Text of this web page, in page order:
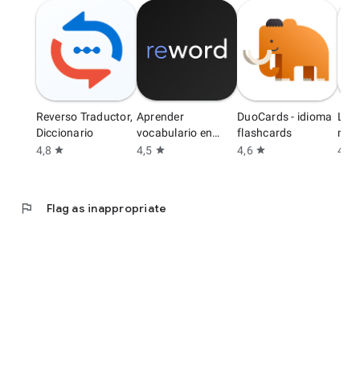
Reverso Traductor,
Diccionario
4,8 star
Aprender
vocabulario en
Inglés
4,5 star
DuoCards - idioma
flashcards
4,6 star
min
4,6
flag Flag as inappropriate